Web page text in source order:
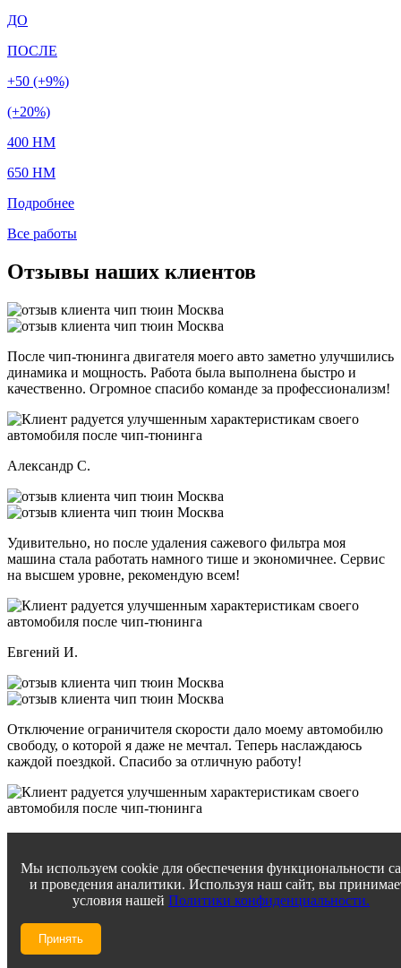
ДО
ПОСЛЕ
+50 (+9%)
(+20%)
400 HM
650 HM
Подробнее
Все работы
Отзывы наших клиентов
После чип-тюнинга двигателя моего авто заметно улучшились
динамика и мощность. Работа была выполнена быстро и
качественно. Огромное спасибо команде за профессионализм!
Александр С.
Удивительно, но после удаления сажевого фильтра моя
машина стала работать намного тише и экономичнее. Сервис
на высшем уровне, рекомендую всем!
Евгений И.
Отключение ограничителя скорости дало моему автомобилю
свободу, о которой я даже не мечтал. Теперь наслаждаюсь
каждой поездкой. Спасибо за отличную работу!
автомобиль стал мощнее и при этом сохраняет топливную
экономичность. Впечатлен уровнем сервиса и вниманием к
Мы используем cookie для обеспечения функциональности
и проведения аналитики. Используя наш сайт, вы
условия нашей Политики конфиденциальности.
Принять